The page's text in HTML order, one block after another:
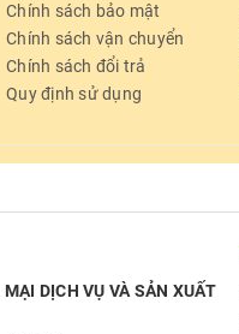
Chính sách bảo mật
Chính sách vận chuyển
Chính sách đổi trả
Quy định sử dụng
DỊCH VỤ VÀ SẢN XUẤT